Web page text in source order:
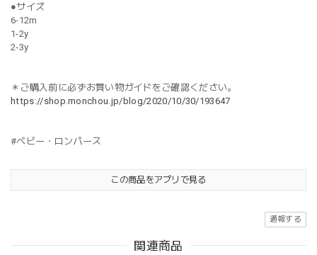
●サイズ
6-12m
1-2y
2-3y
＊ご購入前に必ずお買い物ガイドをご確認ください。
https://shop.monchou.jp/blog/2020/10/30/193647
#ベビー・ロンパース
この商品をアプリで見る
通報する
関連商品